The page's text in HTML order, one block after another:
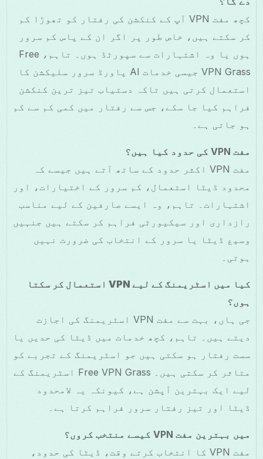
کچھ مفت VPN آپ کے کنکشن کی رفتار کو تھوڑا کم
کر سکتے ہیں، خاص طور پر اگر ان کے پاس کم سرور
ہوں یا وہ اشتہارات سے سپورٹڈ ہوں۔ تاہم، Free
VPN Grass جیسی خدمات AI پاورڈ سرور سلیکشن کا
استعمال کرتی ہیں تاکہ دستیاب تیز ترین کنکشن
فراہم کیا جا سکے، جس سے رفتار میں کمی کم سے کم
ہو جاتی ہے۔
مفت VPN کی حدود کیا ہیں؟
مفت VPN اکثر حدود کے ساتھ آتے ہیں جیسے کہ
محدود ڈیٹا استعمال، کم سرور کے اختیارات، اور
اشتہارات۔ تاہم، وہ ایسے صارفین کے لیے مناسب
رازداری اور سیکیورٹی فراہم کر سکتے ہیں جنہیں
وسیع ڈیٹا یا سرور کے انتخاب کی ضرورت نہیں
ہوتی۔
کیا میں اسٹریمنگ کے لیے VPN استعمال کر سکتا
ہوں؟
جی ہاں، بہت سے مفت VPN اسٹریمنگ کی اجازت
دیتے ہیں۔ تاہم، کچھ خدمات میں ڈیٹا کی حدیں یا
سست رفتار ہو سکتی ہیں جو اسٹریمنگ کے تجربے کو
متاثر کر سکتی ہیں۔ Free VPN Grass اسٹریمنگ کے
لیے ایک بہترین آپشن ہے، کیونکہ یہ لامحدود
ڈیٹا اور تیز رفتار سرور فراہم کرتا ہے۔
میں بہترین مفت VPN کیسے منتخب کروں؟
مفت VPN کا انتخاب کرتے وقت، ڈیٹا کی حدود،